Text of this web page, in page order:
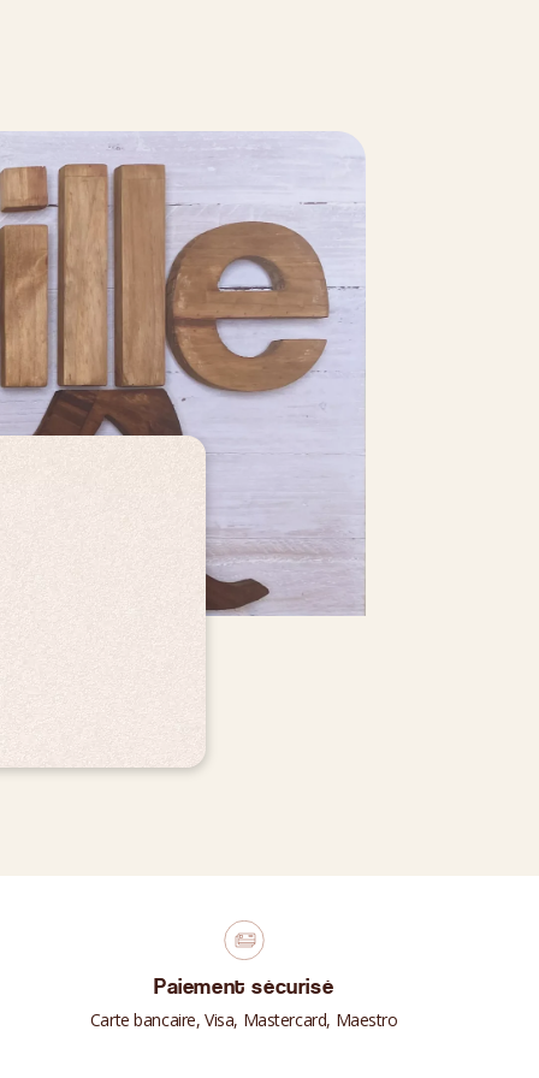
Paiement sécurisé
Carte bancaire, Visa, Mastercard, Maestro